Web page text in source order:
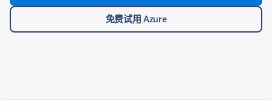
免费试用 Azure